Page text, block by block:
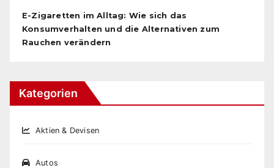
E-Zigaretten im Alltag: Wie sich das
Konsumverhalten und die Alternativen zum
Rauchen verändern
Kategorien
Aktien & Devisen
Autos